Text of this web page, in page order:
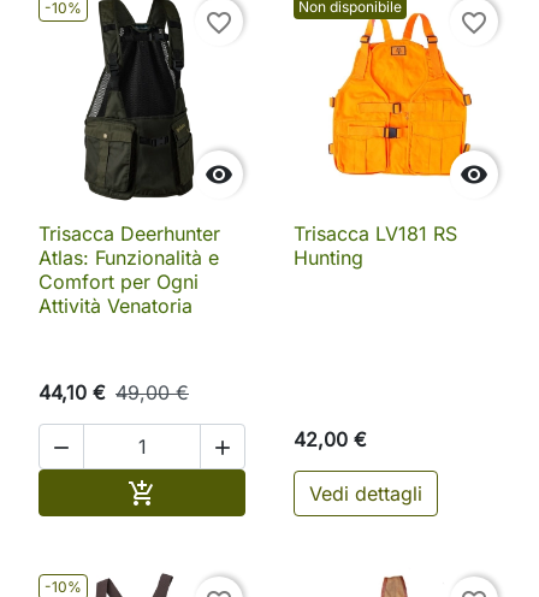
-10%

favorite_border
Trisacca Deerhunter
Atlas: Funzionalità e
Comfort per Ogni
Attività Venatoria
44,10 € 49,00 €
 
 Aggiungi al carrello
Non disponibile

favorite_border
Trisacca LV181 RS
Hunting
42,00 €
Vedi dettagli
-10%